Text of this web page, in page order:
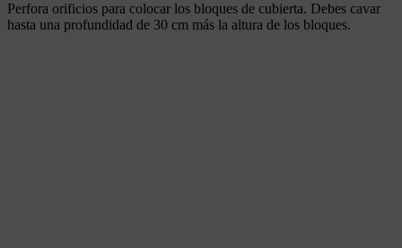
Perfora orificios para colocar los bloques de cubierta. Debes cavar
hasta una profundidad de 30 cm más la altura de los bloques.